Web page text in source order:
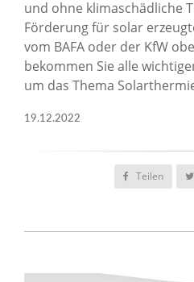
und ohne klimaschädliche
Förderung für solar
vom BAFA oder der KfW
bekommen Sie alle
um das Thema
19.12.2022
Teilen